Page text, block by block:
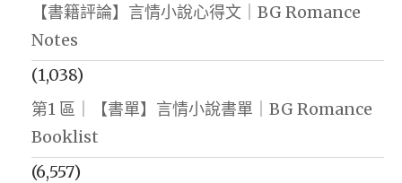
【書籍評論】言情小說心得文｜BG Romance
Notes
(1,038)
第1 區｜【書單】言情小說書單｜BG Romance
Booklist
(6,557)